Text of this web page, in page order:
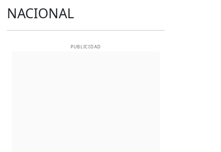
NACIONAL
PUBLICIDAD